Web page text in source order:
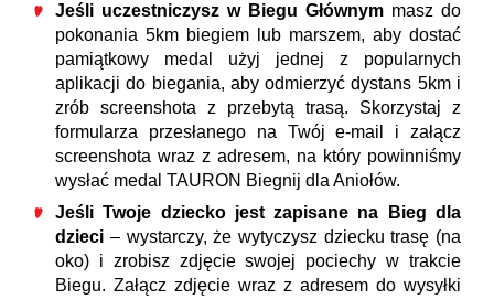
Jeśli uczestniczysz w Biegu Głównym masz do
pokonania 5km biegiem lub marszem, aby dostać
pamiątkowy medal użyj jednej z popularnych
aplikacji do biegania, aby odmierzyć dystans 5km i
zrób screenshota z przebytą trasą. Skorzystaj z
formularza przesłanego na Twój e-mail i załącz
screenshota wraz z adresem, na który powinniśmy
wysłać medal TAURON Biegnij dla Aniołów.
Jeśli Twoje dziecko jest zapisane na Bieg dla
dzieci – wystarczy, że wytyczysz dziecku trasę (na
oko) i zrobisz zdjęcie swojej pociechy w trakcie
Biegu. Załącz zdjęcie wraz z adresem do wysyłki